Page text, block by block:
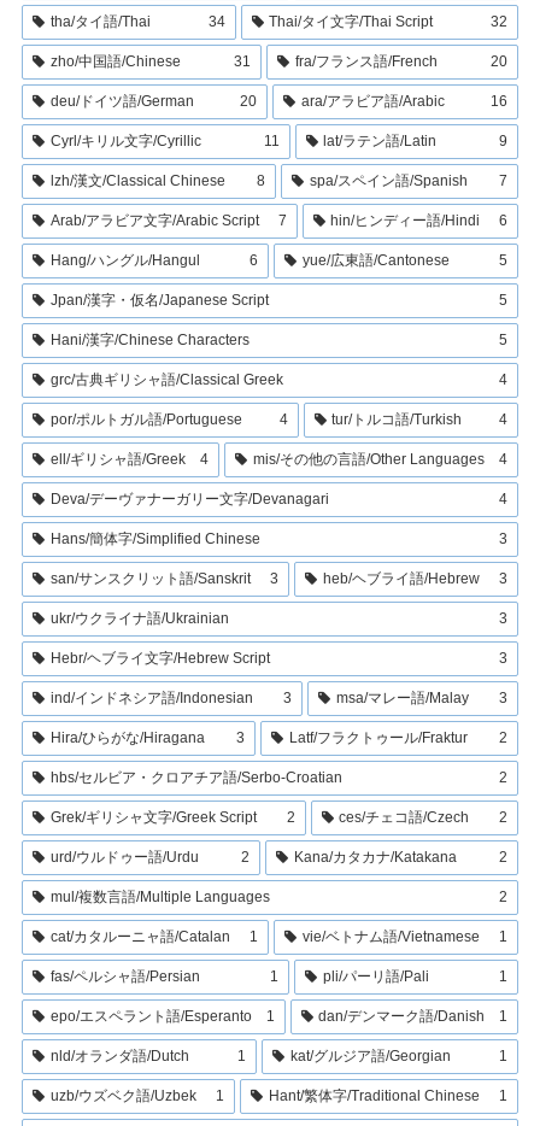
tha/タイ語/Thai 34 Thai/タイ文字/Thai Script 32
zho/中国語/Chinese 31 fra/フランス語/French 20
deu/ドイツ語/German 20 ara/アラビア語/Arabic 16
Cyrl/キリル文字/Cyrillic 11 lat/ラテン語/Latin 9
lzh/漢文/Classical Chinese 8 spa/スペイン語/Spanish 7
Arab/アラビア文字/Arabic Script 7 hin/ヒンディー語/Hindi 6
Hang/ハングル/Hangul 6 yue/広東語/Cantonese 5
Jpan/漢字・仮名/Japanese Script 5
Hani/漢字/Chinese Characters 5
grc/古典ギリシャ語/Classical Greek 4
por/ポルトガル語/Portuguese 4 tur/トルコ語/Turkish 4
ell/ギリシャ語/Greek 4 mis/その他の言語/Other Languages 4
Deva/デーヴァナーガリー文字/Devanagari 4
Hans/簡体字/Simplified Chinese 3
san/サンスクリット語/Sanskrit 3 heb/ヘブライ語/Hebrew 3
ukr/ウクライナ語/Ukrainian 3
Hebr/ヘブライ文字/Hebrew Script 3
ind/インドネシア語/Indonesian 3 msa/マレー語/Malay 3
Hira/ひらがな/Hiragana 3 Latf/フラクトゥール/Fraktur 2
hbs/セルビア・クロアチア語/Serbo-Croatian 2
Grek/ギリシャ文字/Greek Script 2 ces/チェコ語/Czech 2
urd/ウルドゥー語/Urdu 2 Kana/カタカナ/Katakana 2
mul/複数言語/Multiple Languages 2
cat/カタルーニャ語/Catalan 1 vie/ベトナム語/Vietnamese 1
fas/ペルシャ語/Persian 1 pli/パーリ語/Pali 1
epo/エスペラント語/Esperanto 1 dan/デンマーク語/Danish 1
nld/オランダ語/Dutch 1 kat/グルジア語/Georgian 1
uzb/ウズベク語/Uzbek 1 Hant/繁体字/Traditional Chinese 1